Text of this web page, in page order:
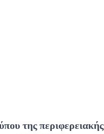
της περιφερειακής